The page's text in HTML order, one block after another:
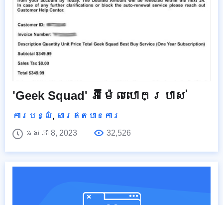
'Geek Squad' អ៊ីម៉ែលបោកប្រាស់
ការបន្លំ, សារឥតបានការ
ឧសភា 8, 2023
32,526